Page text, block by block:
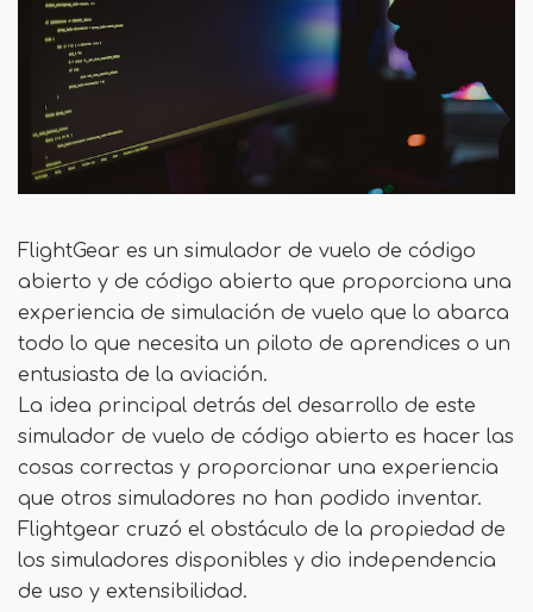
FlightGear es un simulador de vuelo de código
abierto y de código abierto que proporciona una
experiencia de simulación de vuelo que lo abarca
todo lo que necesita un piloto de aprendices o un
entusiasta de la aviación.
La idea principal detrás del desarrollo de este
simulador de vuelo de código abierto es hacer las
cosas correctas y proporcionar una experiencia
que otros simuladores no han podido inventar.
Flightgear cruzó el obstáculo de la propiedad de
los simuladores disponibles y dio independencia
de uso y extensibilidad.